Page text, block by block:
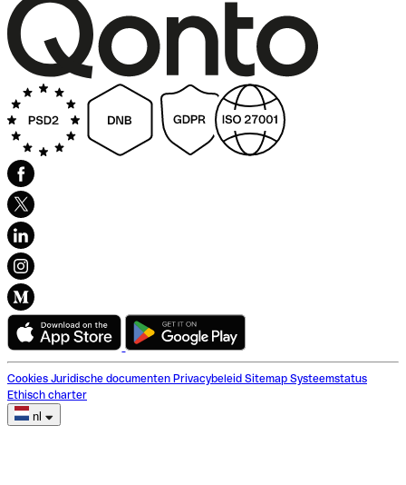
Cookies Juridische documenten Privacybeleid Sitemap Systeemstatus
Ethisch charter
nl